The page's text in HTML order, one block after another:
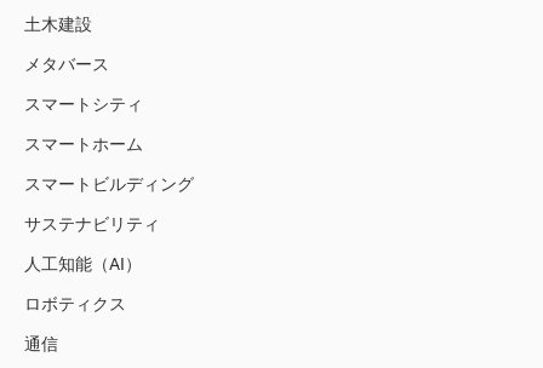
土木建設
メタバース
スマートシティ
スマートホーム
スマートビルディング
サステナビリティ
人工知能（AI）
ロボティクス
通信